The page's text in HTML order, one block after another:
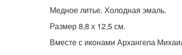
Медное литье. Холодная эмаль.
Размер 8,8 х 12,5 см.
Вместе с иконами Архангела